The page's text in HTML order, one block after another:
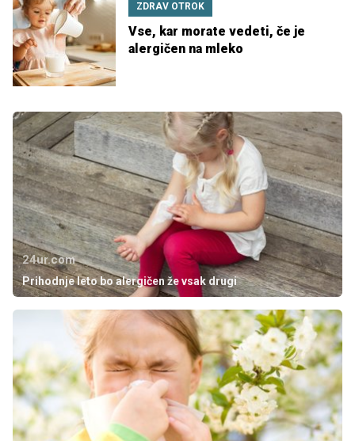
ZDRAV OTROK
Vse, kar morate vedeti, če je
alergičen na mleko
24ur.com
Prihodnje leto bo alergičen že vsak drugi